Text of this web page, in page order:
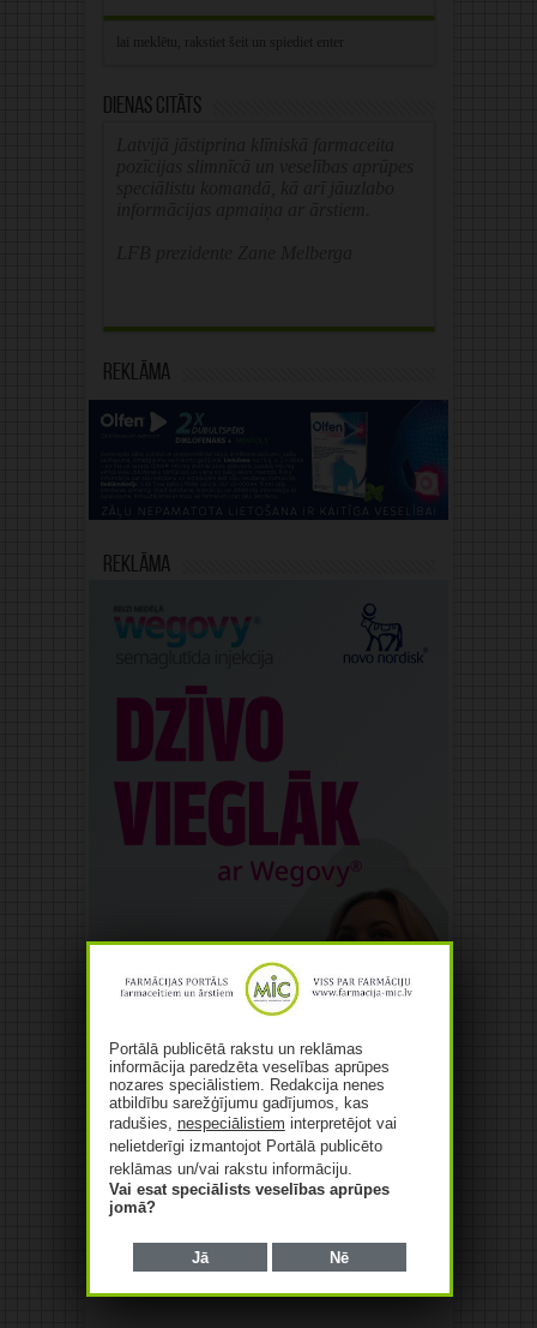
Dienas citāts
Reklāma
Reklāma
Portālā publicētā rakstu un reklāmas
informācija paredzēta veselības aprūpes
nozares speciālistiem. Redakcija nenes
atbildību sarežģījumu gadījumos, kas
radušies, nespeciālistiem interpretējot vai
nelietderīgi izmantojot Portālā publicēto
reklāmas un/vai rakstu informāciju.
Vai esat speciālists veselības aprūpes
jomā?
Jā Nē